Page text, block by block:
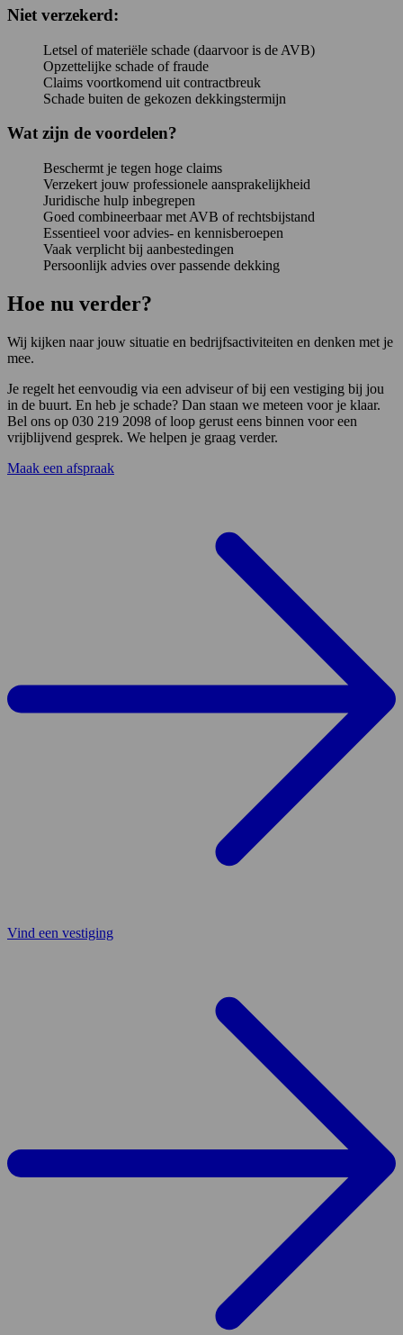
Niet verzekerd:
Letsel of materiële schade (daarvoor is de AVB)
Opzettelijke schade of fraude
Claims voortkomend uit contractbreuk
Schade buiten de gekozen dekkingstermijn
Wat zijn de voordelen?
Beschermt je tegen hoge claims
Verzekert jouw professionele aansprakelijkheid
Juridische hulp inbegrepen
Goed combineerbaar met AVB of rechtsbijstand
Essentieel voor advies- en kennisberoepen
Vaak verplicht bij aanbestedingen
Persoonlijk advies over passende dekking
Hoe nu verder?
Wij kijken naar jouw situatie en bedrijfsactiviteiten en denken met je
mee.
Je regelt het eenvoudig via een adviseur of bij een vestiging bij jou
in de buurt. En heb je schade? Dan staan we meteen voor je klaar.
Bel ons op 030 219 2098 of loop gerust eens binnen voor een
vrijblijvend gesprek. We helpen je graag verder.
Maak een afspraak
Vind een vestiging